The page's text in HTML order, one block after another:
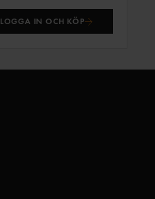
LOGGA IN OCH KÖP